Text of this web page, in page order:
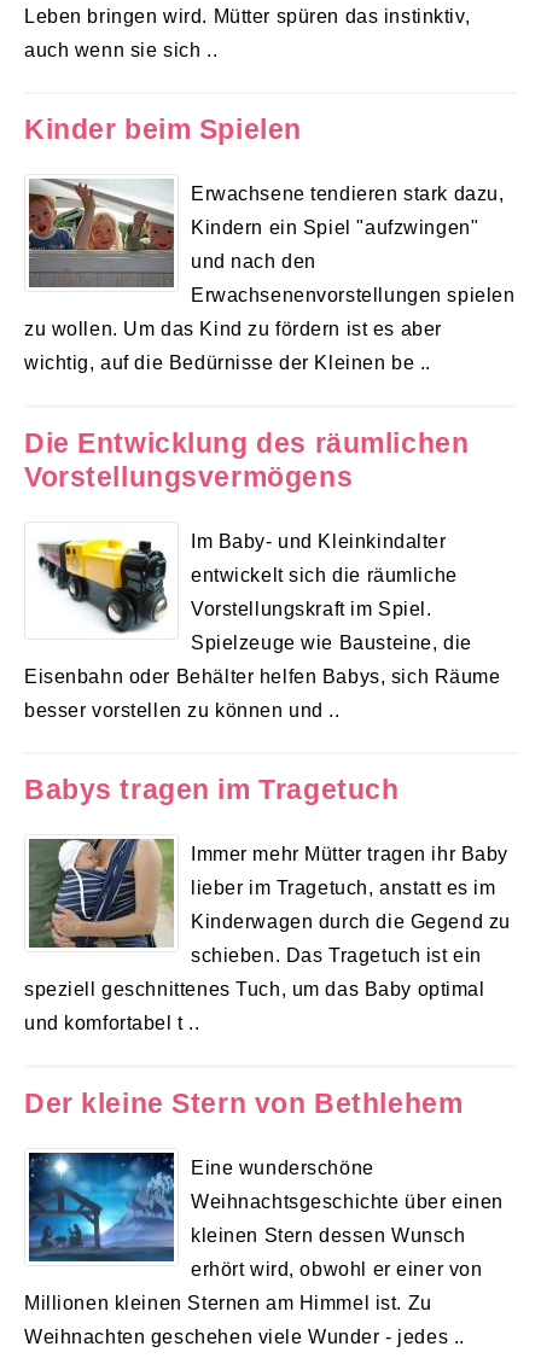
Leben bringen wird. Mütter spüren das instinktiv,
auch wenn sie sich ..
Kinder beim Spielen
Erwachsene tendieren stark dazu,
Kindern ein Spiel "aufzwingen"
und nach den
Erwachsenenvorstellungen spielen
zu wollen. Um das Kind zu fördern ist es aber
wichtig, auf die Bedürnisse der Kleinen be ..
Die Entwicklung des räumlichen
Vorstellungsvermögens
Im Baby- und Kleinkindalter
entwickelt sich die räumliche
Vorstellungskraft im Spiel.
Spielzeuge wie Bausteine, die
Eisenbahn oder Behälter helfen Babys, sich Räume
besser vorstellen zu können und ..
Babys tragen im Tragetuch
Immer mehr Mütter tragen ihr Baby
lieber im Tragetuch, anstatt es im
Kinderwagen durch die Gegend zu
schieben. Das Tragetuch ist ein
speziell geschnittenes Tuch, um das Baby optimal
und komfortabel t ..
Der kleine Stern von Bethlehem
Eine wunderschöne
Weihnachtsgeschichte über einen
kleinen Stern dessen Wunsch
erhört wird, obwohl er einer von
Millionen kleinen Sternen am Himmel ist. Zu
Weihnachten geschehen viele Wunder - jedes ..